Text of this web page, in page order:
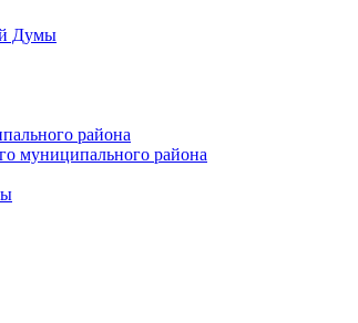
Думы
района
муниципального района